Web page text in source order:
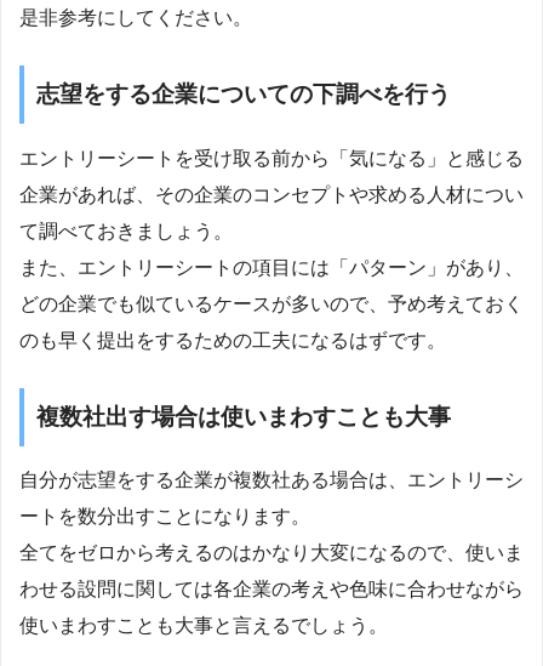
是非参考にしてください。
志望をする企業についての下調べを行う
エントリーシートを受け取る前から「気になる」と感じる
企業があれば、その企業のコンセプトや求める人材につい
て調べておきましょう。
また、エントリーシートの項目には「パターン」があり、
どの企業でも似ているケースが多いので、予め考えておく
のも早く提出をするための工夫になるはずです。
複数社出す場合は使いまわすことも大事
自分が志望をする企業が複数社ある場合は、エントリーシ
ートを数分出すことになります。
全てをゼロから考えるのはかなり大変になるので、使いま
わせる設問に関しては各企業の考えや色味に合わせながら
使いまわすことも大事と言えるでしょう。